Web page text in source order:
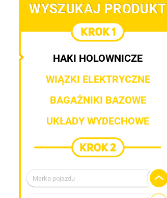
WYSZUKAJ PRODUKT
HAKI HOLOWNICZE
WIĄZKI ELEKTRYCZNE
BAGAŻNIKI BAZOWE
UKŁADY WYDECHOWE
Marka pojazdu